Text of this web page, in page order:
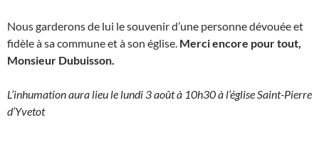
Nous garderons de lui le souvenir d’une personne dévouée et
fidèle à sa commune et à son église. Merci encore pour tout,
Monsieur Dubuisson.
L’inhumation aura lieu le lundi 3 août à 10h30 à l’église Saint-Pierre
d’Yvetot